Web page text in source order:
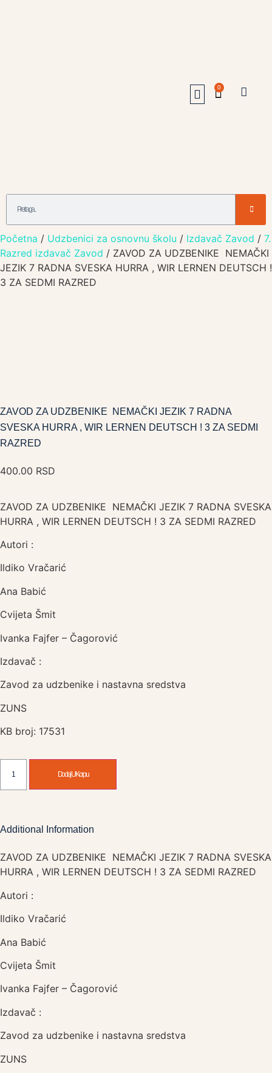
0
Početna / Udzbenici za osnovnu školu / Izdavač Zavod / 7.
Razred izdavač Zavod / ZAVOD ZA UDZBENIKE NEMAČKI
JEZIK 7 RADNA SVESKA HURRA , WIR LERNEN DEUTSCH !
3 ZA SEDMI RAZRED
ZAVOD ZA UDZBENIKE NEMAČKI JEZIK 7 RADNA
SVESKA HURRA , WIR LERNEN DEUTSCH ! 3 ZA SEDMI
RAZRED
400.00 RSD
ZAVOD ZA UDZBENIKE NEMAČKI JEZIK 7 RADNA SVESKA
HURRA , WIR LERNEN DEUTSCH ! 3 ZA SEDMI RAZRED
Autori :
Ildiko Vračarić
Ana Babić
Cvijeta Šmit
Ivanka Fajfer – Čagorović
Izdavač :
Zavod za udzbenike i nastavna sredstva
ZUNS
KB broj: 17531
Dodaj U Korpu
Additional Information
ZAVOD ZA UDZBENIKE NEMAČKI JEZIK 7 RADNA SVESKA
HURRA , WIR LERNEN DEUTSCH ! 3 ZA SEDMI RAZRED
Autori :
Ildiko Vračarić
Ana Babić
Cvijeta Šmit
Ivanka Fajfer – Čagorović
Izdavač :
Zavod za udzbenike i nastavna sredstva
ZUNS